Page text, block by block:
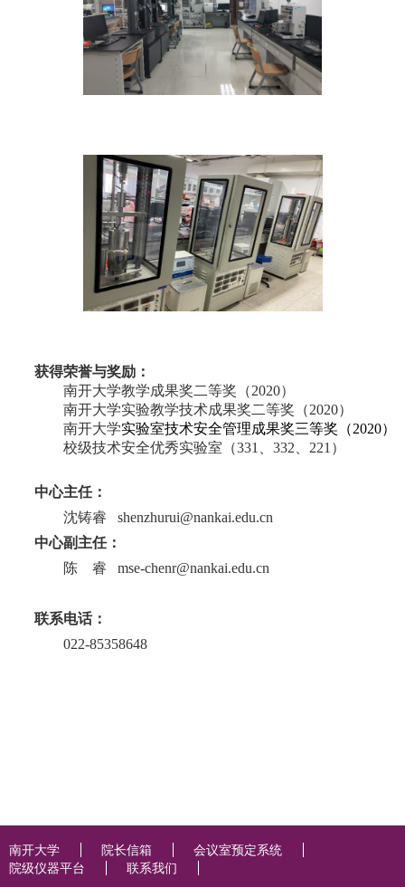
获得荣誉与奖励：
南开大学教学成果奖二等奖（2020）
南开大学实验教学技术成果奖二等奖（2020）
南开大学实验室技术安全管理成果奖三等奖（2020）
校级技术安全优秀实验室（331 332 221 ）
中心主任：
沈铸睿
shenzhurui@nankai.edu.cn
中心副主任：
陈 睿 mse-chenr@nankai.edu.cn
联系电话：
022-85358648
南开大学 院长信箱
会议室预定系统
院级仪器平台
联系我们